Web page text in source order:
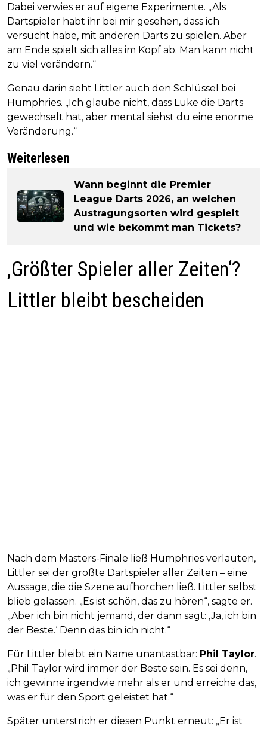
Dabei verwies er auf eigene Experimente. „Als
Dartspieler habt ihr bei mir gesehen, dass ich
versucht habe, mit anderen Darts zu spielen. Aber
am Ende spielt sich alles im Kopf ab. Man kann nicht
zu viel verändern.“
Genau darin sieht Littler auch den Schlüssel bei
Humphries. „Ich glaube nicht, dass Luke die Darts
gewechselt hat, aber mental siehst du eine enorme
Veränderung.“
Weiterlesen
Wann beginnt die Premier
League Darts 2026, an welchen
Austragungsorten wird gespielt
und wie bekommt man Tickets?
‚Größter Spieler aller Zeiten‘?
Littler bleibt bescheiden
Nach dem Masters-Finale ließ Humphries verlauten,
Littler sei der größte Dartspieler aller Zeiten – eine
Aussage, die die Szene aufhorchen ließ. Littler selbst
blieb gelassen. „Es ist schön, das zu hören“, sagte er.
„Aber ich bin nicht jemand, der dann sagt: ‚Ja, ich bin
der Beste.‘ Denn das bin ich nicht.“
Für Littler bleibt ein Name unantastbar: Phil Taylor.
„Phil Taylor wird immer der Beste sein. Es sei denn,
ich gewinne irgendwie mehr als er und erreiche das,
was er für den Sport geleistet hat.“
Später unterstrich er diesen Punkt erneut: „Er ist